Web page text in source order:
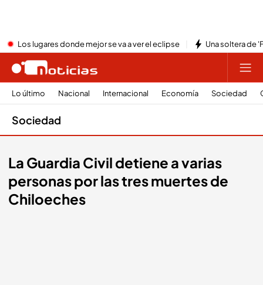
Los lugares donde mejor se va a ver el eclipse Una soltera de
Lo último Nacional Internacional Economía Sociedad
Sociedad
La Guardia Civil detiene a varias
personas por las tres muertes de
Chiloeches